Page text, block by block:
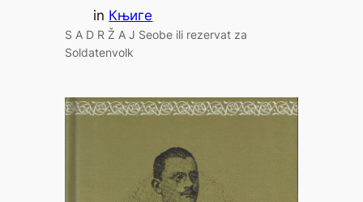
in Књиге
S A D R Ž A J Seobe ili rezervat za
Soldatenvolk